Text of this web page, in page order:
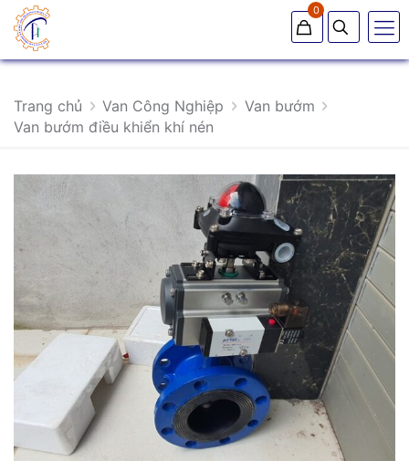
0
Trang chủ Van Công Nghiệp
Van bướm
Van bướm điều khiển khí nén